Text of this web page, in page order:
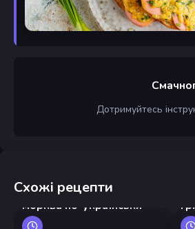
Дотримуйтесь
Схожі рецепти
Малосольні огірки та
морква по-українськи